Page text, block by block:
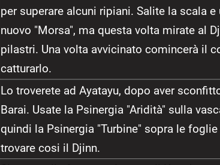
per superare alcuni ripiani. Salite la scala
nuovo "Morsa", ma questa volta mirate al
pilastri. Una volta avvicinato comincerà il
catturarlo.
Lo troverete ad Ayatayu, dopo aver
Barai. Usate la Psinergia "Aridità" sulla
quindi la Psinergia "Turbine" sopra le
trovare cosi il Djinn.